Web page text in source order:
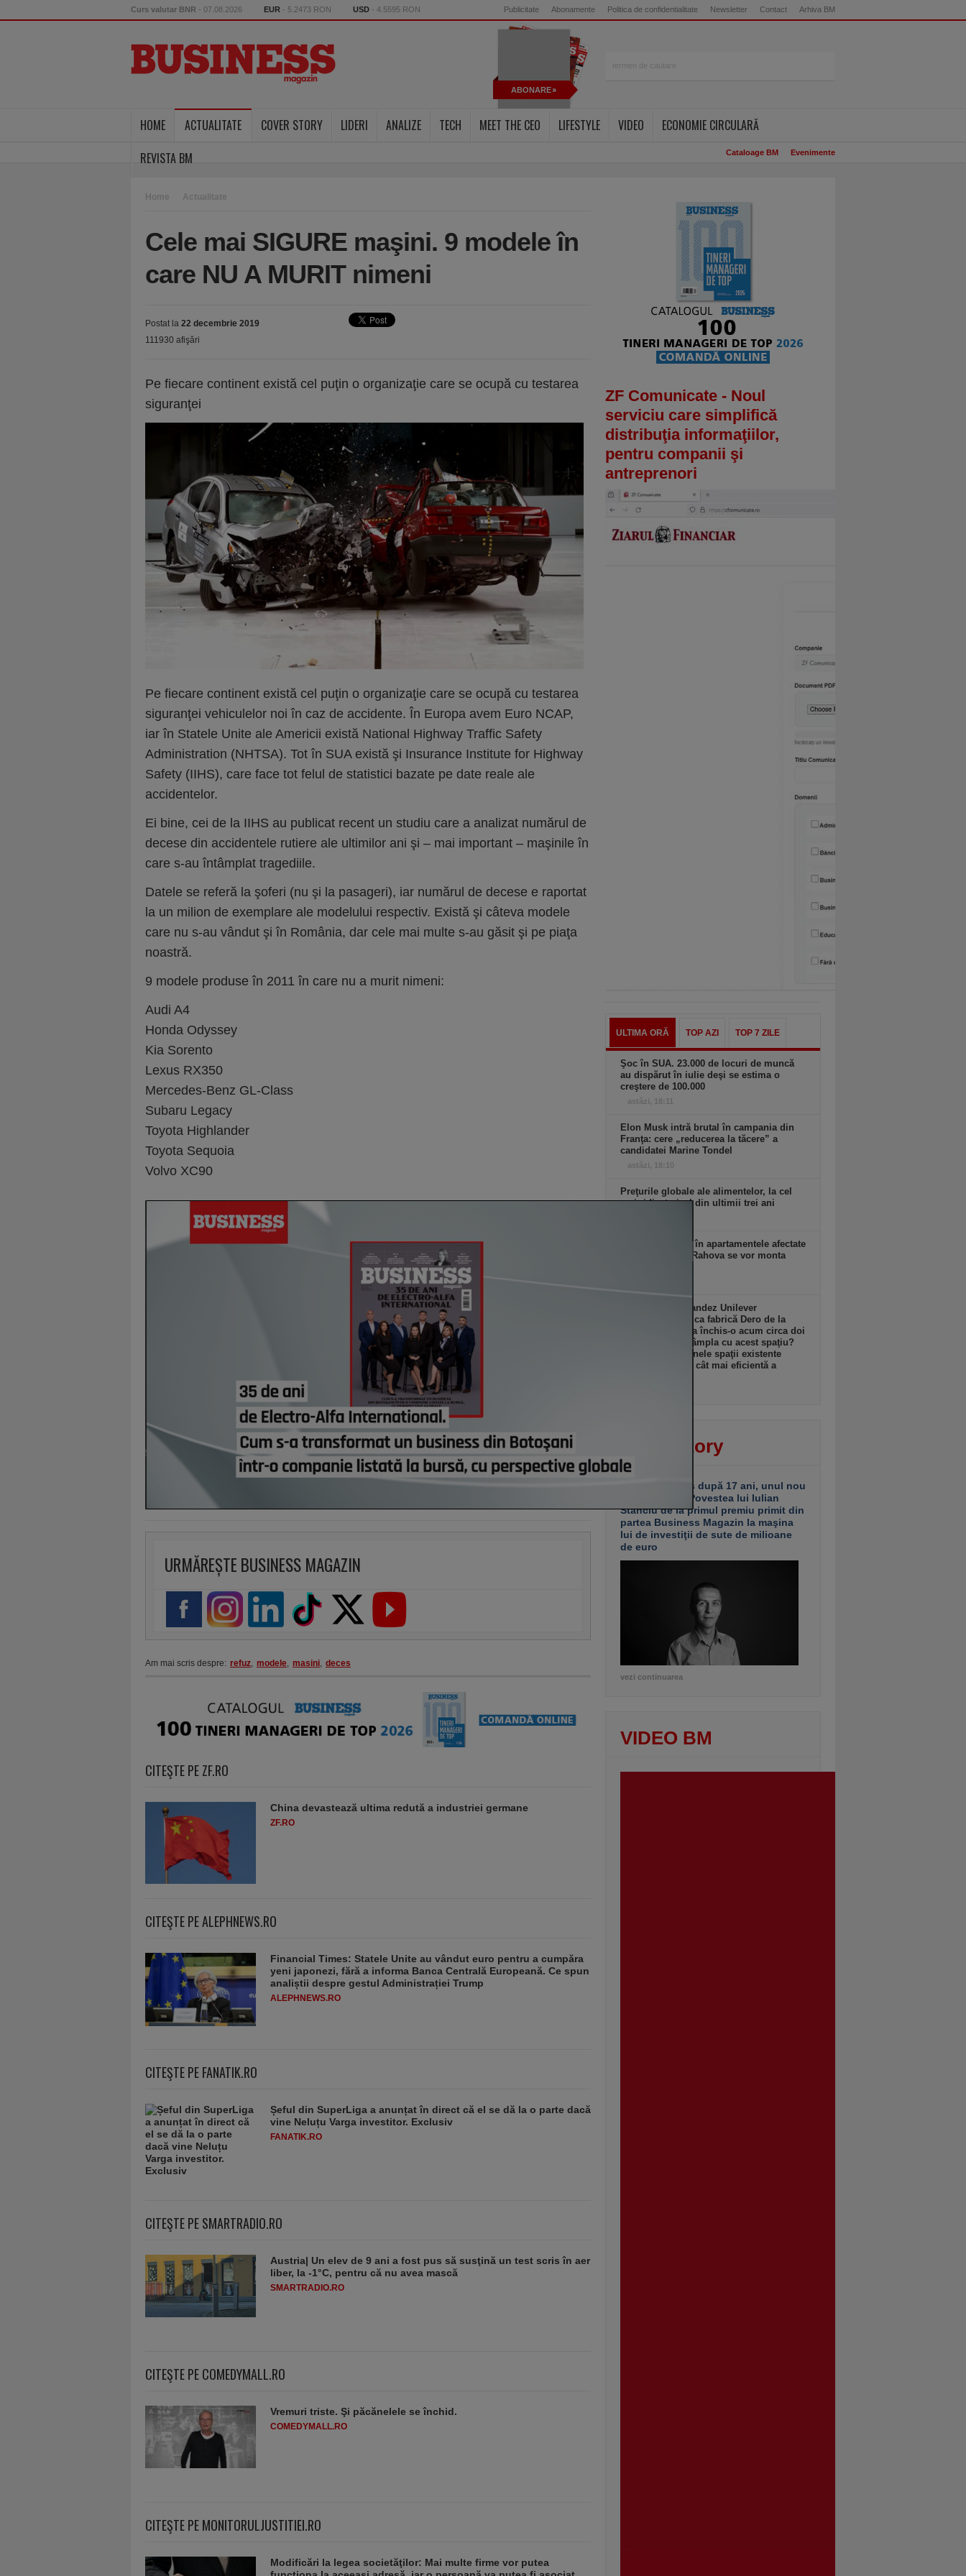
Curs valutar BNR - 07.08.2026 EUR - 5.2473 RON USD - 4.5595 RON Publicitate Abonamente Politica de confidentialitate Newsletter Contact Arhiva BM
ABONARE
HOME ACTUALITATE COVER STORY LIDERI ANALIZE TECH MEET THE CEO LIFESTYLE VIDEO
ECONOMIE CIRCULARĂ
REVISTA BM
Cataloage BM Evenimente
Home Actualitate
Cele mai SIGURE maşini. 9 modele în
care NU A MURIT nimeni
Postat la 22 decembrie 2019
111930 afişări
Pe fiecare continent există cel puţin o organizaţie care se ocupă cu testarea
siguranţei
Pe fiecare continent există cel puţin o organizaţie care se ocupă cu testarea
siguranţei vehiculelor noi în caz de accidente. În Europa avem Euro NCAP,
iar în Statele Unite ale Americii există National Highway Traffic Safety
Administration (NHTSA). Tot în SUA există şi Insurance Institute for Highway
Safety (IIHS), care face tot felul de statistici bazate pe date reale ale
accidentelor.
Ei bine, cei de la IIHS au publicat recent un studiu care a analizat numărul de
decese din accidentele rutiere ale ultimilor ani şi – mai important – maşinile în
care s-au întâmplat tragediile.
Datele se referă la şoferi (nu şi la pasageri), iar numărul de decese e raportat
la un milion de exemplare ale modelului respectiv. Există şi câteva modele
care nu s-au vândut şi în România, dar cele mai multe s-au găsit şi pe piaţa
noastră.
9 modele produse în 2011 în care nu a murit nimeni:
Audi A4
Honda Odyssey
Kia Sorento
Lexus RX350
Mercedes-Benz GL-Class
Subaru Legacy
Toyota Highlander
Toyota Sequoia
Volvo XC90
URMĂREȘTE BUSINESS MAGAZIN
Am mai scris despre: refuz, modele, masini, deces
CITEŞTE PE ZF.RO
China devastează ultima redută a industriei germane
ZF.RO
CITEŞTE PE ALEPHNEWS.RO
Financial Times: Statele Unite au vândut euro pentru a cumpăra
yeni japonezi, fără a informa Banca Centrală Europeană. Ce spun
analiștii despre gestul Administrației Trump
ALEPHNEWS.RO
CITEŞTE PE FANATIK.RO
Șeful din SuperLiga a anunțat în direct că el se dă la o parte dacă
vine Neluțu Varga investitor. Exclusiv
FANATIK.RO
CITEŞTE PE SMARTRADIO.RO
Austria| Un elev de 9 ani a fost pus să susţină un test scris în aer
liber, la -1°C, pentru că nu avea mască
SMARTRADIO.RO
CITEŞTE PE COMEDYMALL.RO
Vremuri triste. Şi păcănelele se închid.
COMEDYMALL.RO
CITEŞTE PE MONITORULJUSTITIEI.RO
Modificări la legea societăţilor: Mai multe firme vor putea
ZF Comunicate - Noul
serviciu care simplifică
distribuţia informaţiilor,
pentru companii şi
antreprenori
ULTIMA ORĂ TOP AZI TOP 7 ZILE
Şoc în SUA. 23.000 de locuri de muncă
au dispărut în iulie deşi se estima o
creştere de 100.000
astăzi, 18:11
Elon Musk intră brutal în campania din
Franţa: cere „reducerea la tăcere” a
candidatei Marine Tondel
astăzi, 18:10
Preţurile globale ale alimentelor, la cel
mai ridicat nivel din ultimii trei ani
Ciucu anunţă că în apartamentele afectate
de explozia din Rahova se vor monta
Grupul anglo-olandez Unilever
demolează istorica fabrică Dero de la
Ploieşti pe care a închis-o acum circa doi
ani. Ce se va întâmpla cu acest spaţiu?
“Reorganizăm unele spaţii existente
pentru utilizarea cât mai eficientă a
Cover story
Un pariu închis după 17 ani, unul nou
abia deschis. Povestea lui Iulian
Stanciu de la primul premiu primit din
partea Business Magazin la maşina
lui de investiţii de sute de milioane
de euro
vezi continuarea
VIDEO BM